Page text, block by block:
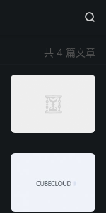

共 4 篇文章